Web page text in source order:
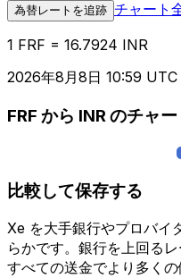
為替レートを追跡 チャート
1 FRF = 16.7924 INR
2026年8月8日 10:59 UTC
FRF から INR のチャー
比較して保存する
Xe を大手銀行やプロバイ
らかです。銀行を上回る
すべての送金でより多くの